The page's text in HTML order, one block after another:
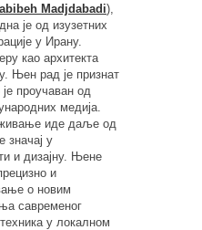
Madjdabadi),
је од изузетних
у Ирану.
као архитекта
Њен рад је признат
проучаван од
медија.
иде даље од
значај у
и дизајну. Њене
и
о новим
савременог
у локалном